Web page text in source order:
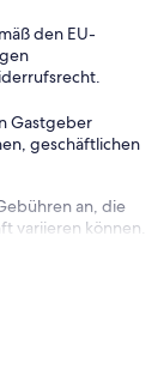
den EU-
Gastgeber
geschäftlichen
an, die
variieren können.